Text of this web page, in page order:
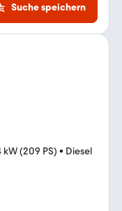
Suche speichern
kW (209 PS) • Diesel